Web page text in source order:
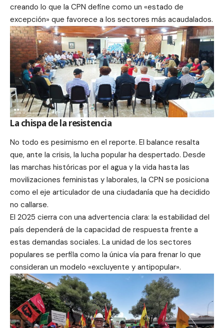
creando lo que la CPN define como un «estado de
excepción» que favorece a los sectores más acaudalados.
La chispa de la resistencia
No todo es pesimismo en el reporte. El balance resalta
que, ante la crisis, la lucha popular ha despertado. Desde
las marchas históricas por el agua y la vida hasta las
movilizaciones feministas y laborales, la CPN se posiciona
como el eje articulador de una ciudadanía que ha decidido
no callarse.
El 2025 cierra con una advertencia clara: la estabilidad del
país dependerá de la capacidad de respuesta frente a
estas demandas sociales. La unidad de los sectores
populares se perfila como la única vía para frenar lo que
consideran un modelo «excluyente y antipopular».